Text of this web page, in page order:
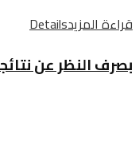
قراءة المزيدDetails
بصرف النظر عن